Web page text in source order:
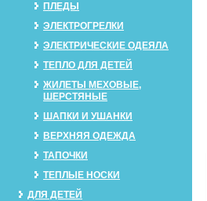
ПЛЕДЫ
ЭЛЕКТРОГРЕЛКИ
ЭЛЕКТРИЧЕСКИЕ ОДЕЯЛА
ТЕПЛО ДЛЯ ДЕТЕЙ
ЖИЛЕТЫ МЕХОВЫЕ,
ШЕРСТЯНЫЕ
ШАПКИ И УШАНКИ
ВЕРХНЯЯ ОДЕЖДА
ТАПОЧКИ
ТЕПЛЫЕ НОСКИ
ДЛЯ ДЕТЕЙ